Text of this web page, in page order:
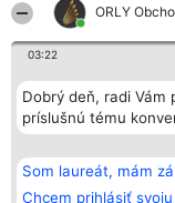
ORLY
03:22
Dobrý deň, radi Vám
príslušnú tému
Som laureát, mám
Chcem prihlásiť
Organizátor hodnotenia
Bright Side Solutions sp. z o.
o. sp. k.
Wrocław 50-079
KRS 0000749100 | Regon
381313360 | NIP 8943132676